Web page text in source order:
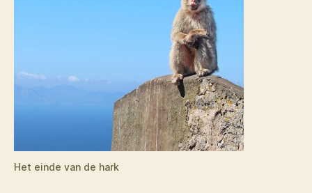
Het einde van de hark